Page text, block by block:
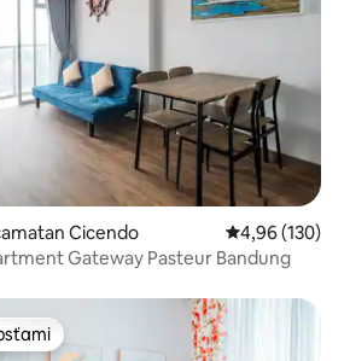
Cicendo Priemerné
4,96 (130)
Gateway Pasteur Bandung